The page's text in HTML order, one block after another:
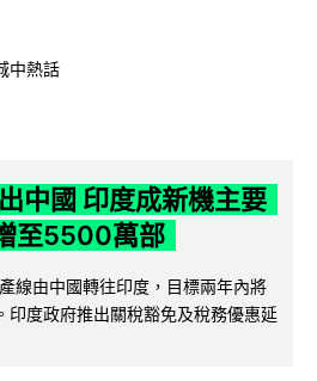
中熱話
中國 印度成新機主要
至5500萬部
線由中國轉往印度，目標兩年內將
印度政府推出關稅豁免及稅務優惠延